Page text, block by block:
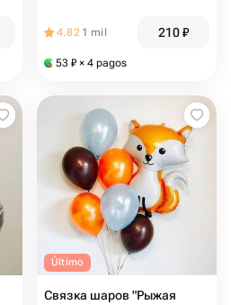
4.82 1 mil 210₽
53 ₽ × 4 pagos
Último
Связка шаров "Рыжая